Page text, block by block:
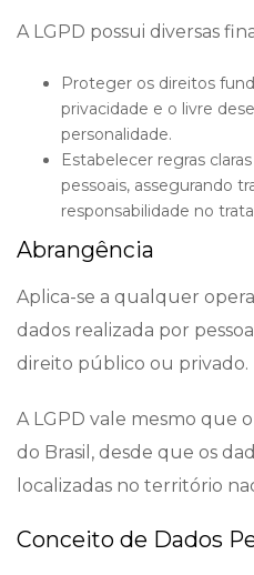
A LGPD possui diversas
Proteger os direitos
privacidade e o livre
personalidade.
Estabelecer regras
pessoais, assegurando
responsabilidade no
Abrangência
Aplica-se a qualquer
dados realizada por
direito público ou privado.
A LGPD vale mesmo que
do Brasil, desde que os
localizadas no território
Conceito de Dados